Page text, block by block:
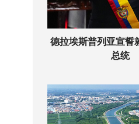
德拉埃斯普列亚宣誓
总统